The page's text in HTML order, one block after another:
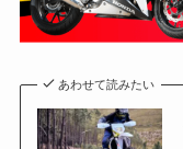
あわせて読みたい